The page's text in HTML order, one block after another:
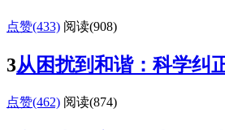
点赞(433) 阅读(908)
3从困扰到和谐：科学纠
点赞(462) 阅读(874)